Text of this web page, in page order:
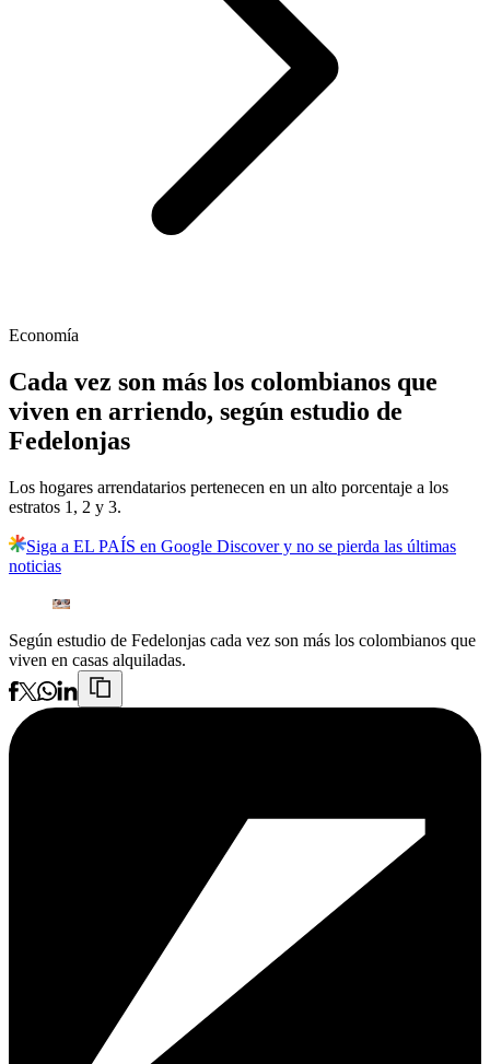
Economía
Cada vez son más los colombianos que
viven en arriendo, según estudio de
Fedelonjas
Los hogares arrendatarios pertenecen en un alto porcentaje a los
estratos 1, 2 y 3.
Siga a EL PAÍS en Google Discover y no se pierda las últimas
noticias
Según estudio de Fedelonjas cada vez son más los colombianos que
viven en casas alquiladas.